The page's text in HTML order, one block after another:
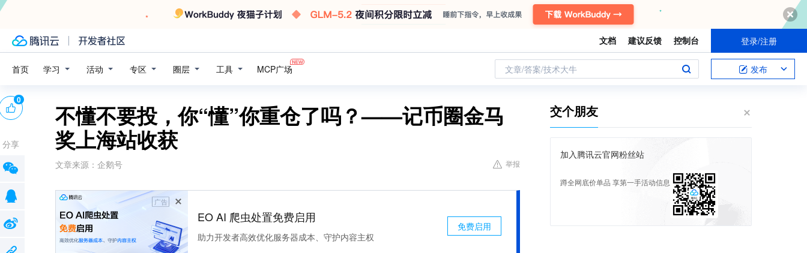
文档 建议反馈 控制台 登录/注册
首页 学习 活动 专区 圈层 工具 MCP广场 文章/答案/技术大牛 发布
不懂不要投，你“懂”你重仓了吗？——记币圈金马
奖上海站收获
文章来源： 企鹅号 举报
广告
EO AI 爬虫处置免费启用
助力开发者高效优化服务器成本、守护内容主权
免费启用
0
分享
交个朋友
加入腾讯云官网粉丝站
蹲全网底价单品 享第一手活动信息